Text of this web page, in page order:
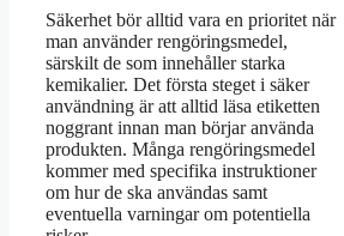
Säkerhet bör alltid vara en prioritet när
man använder rengöringsmedel,
särskilt de som innehåller starka
kemikalier. Det första steget i säker
användning är att alltid läsa etiketten
noggrant innan man börjar använda
produkten. Många rengöringsmedel
kommer med specifika instruktioner
om hur de ska användas samt
eventuella varningar om potentiella